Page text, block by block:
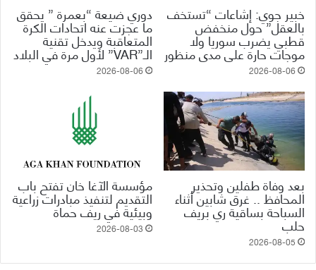
خبير جوي: إشاعات “تستخف
بالعقل” حول منخفض
قطبي يضرب سوريا ولا
موجات حارة على مدى منظور
2026-08-06
دوري ضيعة “بعمرة ” يحقق
ما عجزت عنه اتحادات الكرة
المتعاقبة ويدخل تقنية
الـ”VAR” لأول مرة في البلاد
2026-08-06
بعد وفاة طفلين وتحذير
المحافظ .. غرق شابين أثناء
السباحة بساقية ري بريف
حلب
2026-08-05
مؤسسة الآغا خان تفتح باب
التقديم لتنفيذ مبادرات زراعية
وبيئية في ريف حماة
2026-08-03